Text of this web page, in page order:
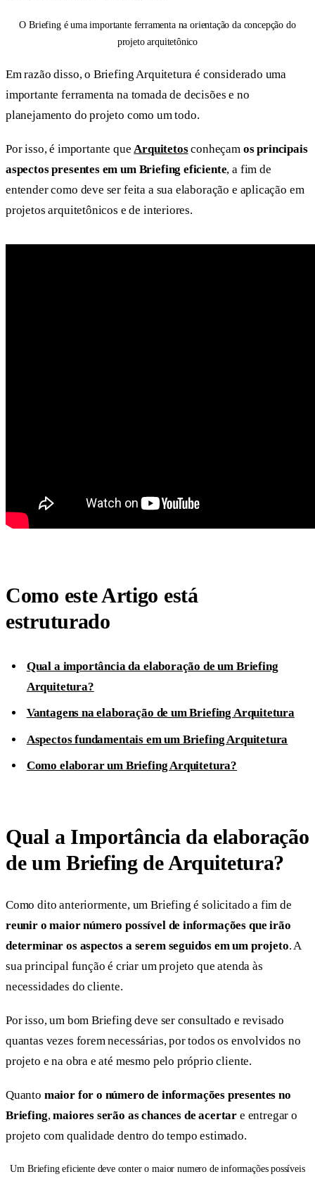
O Briefing é uma importante ferramenta na orientação da concepção do
projeto arquitetônico
Em razão disso, o Briefing Arquitetura é considerado uma
importante ferramenta na tomada de decisões e no
planejamento do projeto como um todo.
Por isso, é importante queArquitetos conheçam os principais
aspectos presentes em um Briefing eficiente, a fim de
entender como deve ser feita a sua elaboração e aplicação em
projetos arquitetônicos e de interiores.
Como este Artigo está
estruturado
Qual a importância da elaboração de um Briefing
Arquitetura?
Vantagens na elaboração de um Briefing Arquitetura
Aspectos fundamentais em um Briefing Arquitetura
Como elaborar um Briefing Arquitetura?
Qual a Importância da elaboração
de um Briefing de Arquitetura?
Como dito anteriormente, um Briefing é solicitado a fim de
reunir o maior número possível de informações que irão
determinar os aspectos a serem seguidos em um projeto. A
sua principal função é criar um projeto que atenda às
necessidades do cliente.
Por isso, um bom Briefing deve ser consultado e revisado
quantas vezes forem necessárias, por todos os envolvidos no
projeto e na obra e até mesmo pelo próprio cliente.
Quanto maior for o número de informações presentes no
Briefing,maiores serão as chances de acertar e entregar o
projeto com qualidade dentro do tempo estimado.
Um Briefing eficiente deve conter o maior numero de informações possíveis